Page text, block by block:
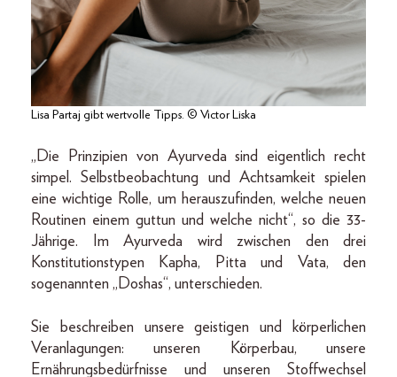
Lisa Partaj gibt wertvolle Tipps. © Victor Liska
„Die Prinzipien von Ayurveda sind eigentlich recht
simpel. Selbstbeobachtung und Achtsamkeit spielen
eine wichtige Rolle, um herauszufinden, welche neuen
Routinen einem guttun und welche nicht“, so die 33-
Jährige. Im Ayurveda wird zwischen den drei
Konstitutionstypen Kapha, Pitta und Vata, den
sogenannten „Doshas“, unterschieden.
Sie beschreiben unsere geistigen und körperlichen
Veranlagungen: unseren Körperbau, unsere
Ernährungsbedürfnisse und unseren Stoffwechsel